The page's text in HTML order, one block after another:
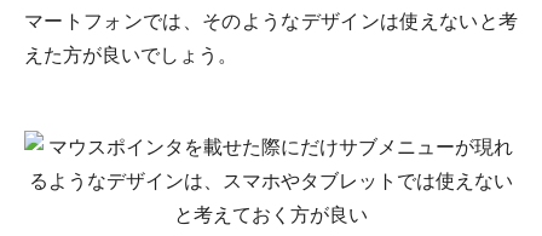
マートフォンでは、そのようなデザインは使えないと考
えた方が良いでしょう。